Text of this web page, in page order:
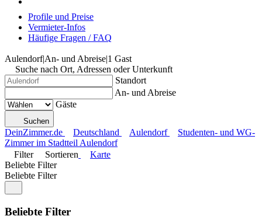
Profile und Preise
Vermieter-Infos
Häufige Fragen / FAQ
Aulendorf|An- und Abreise|1 Gast
Suche nach Ort, Adressen oder Unterkunft
Standort
An- und Abreise
Gäste
Suchen
DeinZimmer.de Deutschland Aulendorf
Studenten- und WG-
Zimmer im Stadtteil Aulendorf
Filter
Sortieren
Karte
Beliebte Filter
Beliebte Filter
Beliebte Filter